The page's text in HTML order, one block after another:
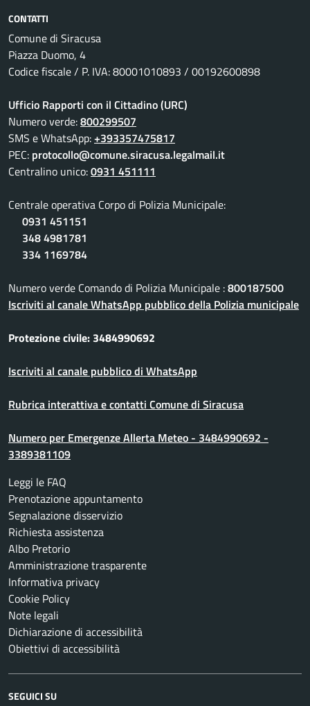
CONTATTI
Comune di Siracusa
Piazza Duomo, 4
Codice fiscale / P. IVA: 80001010893 / 00192600898
Ufficio Rapporti con il Cittadino (URC)
Numero verde:800299507
SMS e WhatsApp:+393357475817
PEC: protocollo@comune.siracusa.legalmail.it
Centralino unico:0931 451111
Centrale operativa Corpo di Polizia Municipale:
0931 451151
348 4981781
334 1169784
Numero verde Comando di Polizia Municipale :800187500
Iscriviti al canale WhatsApp pubblico della Polizia municipale
Protezione civile: 3484990692
Iscriviti al canale pubblico di WhatsApp
Rubrica interattiva e contatti Comune di Siracusa
Numero per Emergenze Allerta Meteo - 3484990692 -
3389381109
Leggi le FAQ
Prenotazione appuntamento
Segnalazione disservizio
Richiesta assistenza
Albo Pretorio
Amministrazione trasparente
Informativa privacy
Cookie Policy
Note legali
Dichiarazione di accessibilità
Obiettivi di accessibilità
SEGUICI SU